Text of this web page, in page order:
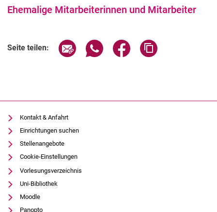
Ehemalige Mit­ar­bei­te­rin­nen und Mit­ar­bei­ter
Seite teilen: Seite über E-Mail teilen
Seite über WhatsApp teilen
Seite über Facebook
Kontakt & Anfahrt
Einrichtungen suchen
Stellenangebote
Cookie-Einstellungen
Vorlesungsverzeichnis
Uni-Bibliothek
Moodle
Panopto